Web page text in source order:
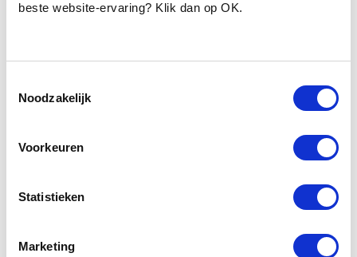
beste website-ervaring? Klik dan op OK.
Noodzakelijk
Voorkeuren
Statistieken
Marketing
Reden opvang: Past niet meer in gezin
Geplaatst.
moment veel te zwaar. Sam heeft in een gezin geleefd met 4
opgroeiende kinderen. Nu de jongste een paar weken terug het
hebben ze besloten afstand te doen van hun hond. Sam kan het met
de hele wereld uitstekend vinden, ze is dol op mensen en duidelijk
reuring gewend. Als ik haar aanlijn weet ze niet hoe snel ze de deur
uit moet, ze wil graag rechtsaf, richting kantoor en kantine. Daar is